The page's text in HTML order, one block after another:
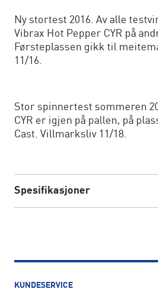
Ny stortest 2016. Av alle
Vibrax Hot Pepper CYR på
Førsteplassen gikk til
11/16.
Stor spinnertest sommeren
CYR er igjen på pallen, på
Cast. Villmarksliv 11/18.
Spesifikasjoner
KUNDESERVICE